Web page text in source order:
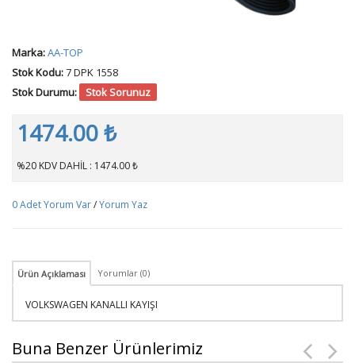
Marka:AA-TOP
Stok Kodu:7 DPK 1558
Stok Durumu:
Stok Sorunuz
1474.00 ₺
%20 KDV DAHİL : 1474.00 ₺
0 Adet Yorum Var/Yorum Yaz
Ürün Açıklaması Yorumlar (0)
VOLKSWAGEN KANALLI KAYIŞI
Buna Benzer Ürünlerimiz